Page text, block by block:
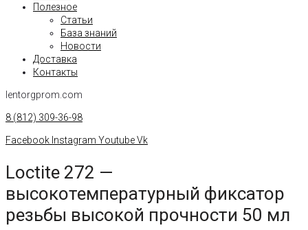
Полезное
Статьи
База знаний
Новости
Доставка
Контакты
lentorgprom.com
8 (812) 309-36-98
Facebook Instagram YoutubeVk
Loctite 272 —
высокотемпературный фиксатор
резьбы высокой прочности 50 мл